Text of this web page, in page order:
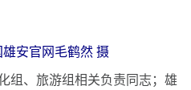
安官网毛鹤然 摄
、旅游组相关负责同志；雄